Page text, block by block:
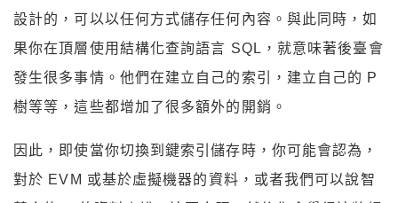
設計的，可以以任何方式儲存任何內容。與此同時，如
果你在頂層使用結構化查詢語言 SQL，就意味著後臺會
發生很多事情。他們在建立自己的索引，建立自己的 P
樹等等，這些都增加了很多額外的開銷。
因此，即使當你切換到鍵索引儲存時，你可能會認為，
對於 EVM 或基於虛擬機器的資料，或者我們可以說智